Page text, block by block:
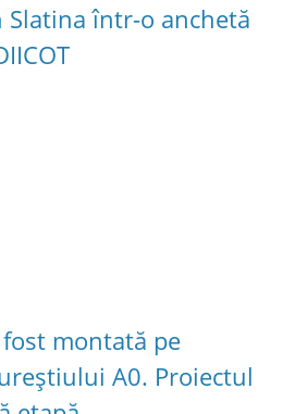
într-o anchetă
montată pe
A0. Proiectul